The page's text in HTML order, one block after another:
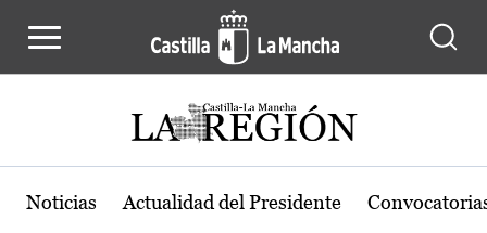
Actualidad de la región de Castilla-
Noticias Actualidad del Presidente